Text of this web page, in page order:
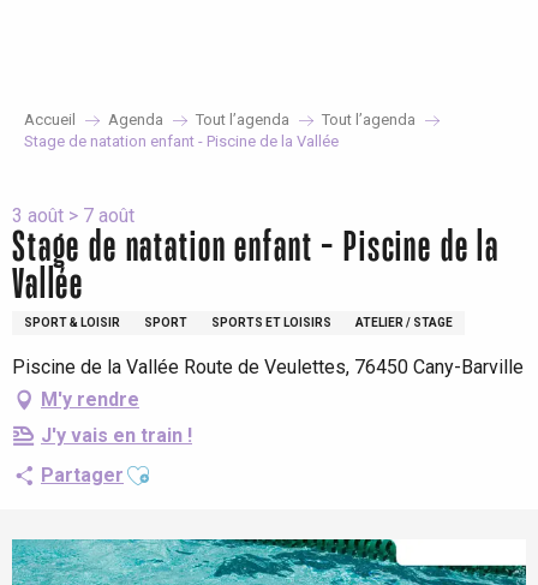
Accueil Agenda Tout l’agenda
Tout l’agenda
Stage de natation enfant - Piscine de la Vallée
3 août > 7 août
Stage de natation enfant - Piscine de la
Vallée
SPORT & LOISIR SPORT SPORTS ET LOISIRS ATELIER / STAGE
Piscine de la Vallée Route de Veulettes, 76450 Cany-Barville
M'y rendre
J'y vais en train !
Partager Ajouter aux favoris